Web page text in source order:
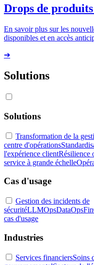
Drops de
En savoir plus sur les
disponibles et en accès
➔
Solutions
Solutions
Transformation de la
centre d'opérations
l'expérience clientRésilience
service à grande échelle
Cas d'usage
Gestion des incidents de
sécuritéLLMOpsDataOps
cas d'usage
Industries
Services financiersSoins